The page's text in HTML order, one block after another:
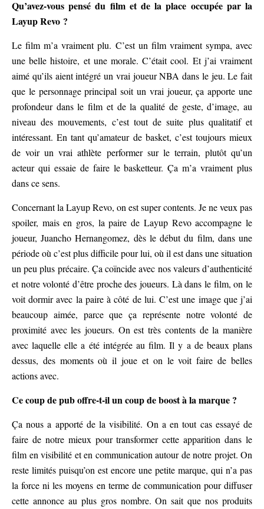
Qu’avez-vous pensé du film et de la place occupée par la
Layup Revo ?
Le film m’a vraiment plu. C’est un film vraiment sympa, avec
une belle histoire, et une morale. C’était cool. Et j’ai vraiment
aimé qu’ils aient intégré un vrai joueur NBA dans le jeu. Le fait
que le personnage principal soit un vrai joueur, ça apporte une
profondeur dans le film et de la qualité de geste, d’image, au
niveau des mouvements, c’est tout de suite plus qualitatif et
intéressant. En tant qu’amateur de basket, c’est toujours mieux
de voir un vrai athlète performer sur le terrain, plutôt qu’un
acteur qui essaie de faire le basketteur. Ça m’a vraiment plus
dans ce sens.
Concernant la Layup Revo, on est super contents. Je ne veux pas
spoiler, mais en gros, la paire de Layup Revo accompagne le
joueur, Juancho Hernangomez, dès le début du film, dans une
période où c’est plus difficile pour lui, où il est dans une situation
un peu plus précaire. Ça coïncide avec nos valeurs d’authenticité
et notre volonté d’être proche des joueurs. Là dans le film, on le
voit dormir avec la paire à côté de lui. C’est une image que j’ai
beaucoup aimée, parce que ça représente notre volonté de
proximité avec les joueurs. On est très contents de la manière
avec laquelle elle a été intégrée au film. Il y a de beaux plans
dessus, des moments où il joue et on le voit faire de belles
actions avec.
Ce coup de pub offre-t-il un coup de boost à la marque ?
Ça nous a apporté de la visibilité. On a en tout cas essayé de
faire de notre mieux pour transformer cette apparition dans le
film en visibilité et en communication autour de notre projet. On
reste limités puisqu’on est encore une petite marque, qui n’a pas
la force ni les moyens en terme de communication pour diffuser
cette annonce au plus gros nombre. On sait que nos produits